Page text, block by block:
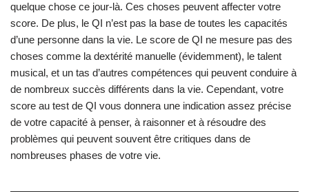
quelque chose ce jour-là. Ces choses peuvent affecter votre
score. De plus, le QI n’est pas la base de toutes les capacités
d’une personne dans la vie. Le score de QI ne mesure pas des
choses comme la dextérité manuelle (évidemment), le talent
musical, et un tas d’autres compétences qui peuvent conduire à
de nombreux succès différents dans la vie. Cependant, votre
score au test de QI vous donnera une indication assez précise
de votre capacité à penser, à raisonner et à résoudre des
problèmes qui peuvent souvent être critiques dans de
nombreuses phases de votre vie.